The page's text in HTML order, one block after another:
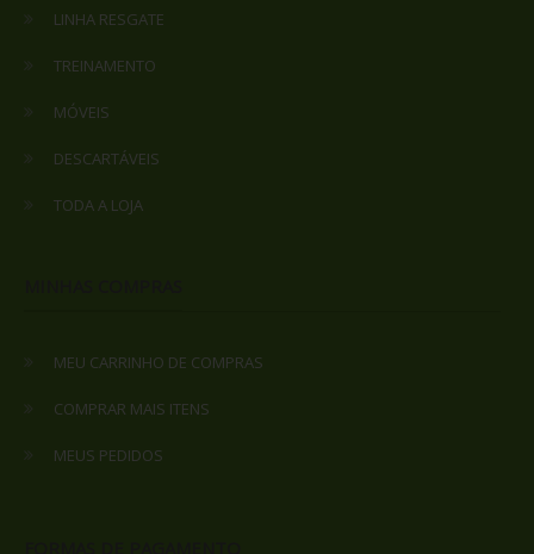
LINHA RESGATE
TREINAMENTO
MÓVEIS
DESCARTÁVEIS
TODA A LOJA
MEU CARRINHO DE COMPRAS
COMPRAR MAIS ITENS
MEUS PEDIDOS